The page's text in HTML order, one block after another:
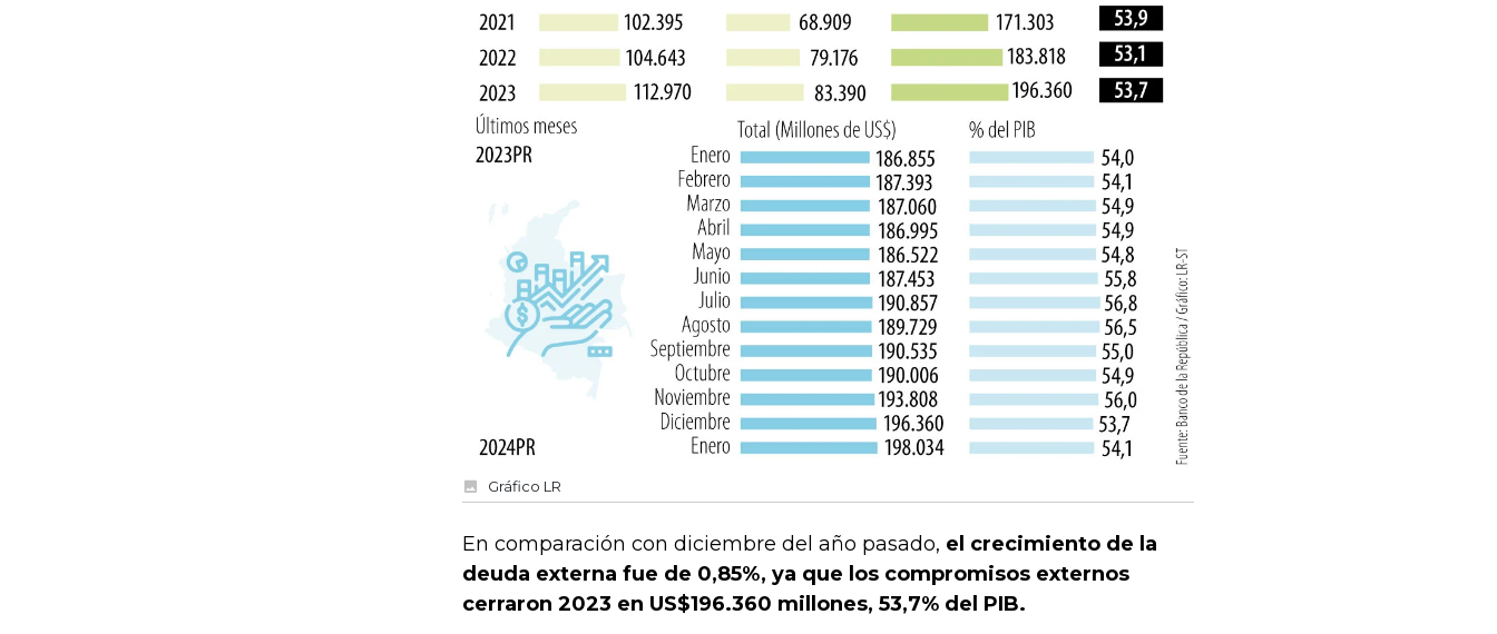
Gráfico LR
En comparación con diciembre del año pasado, el crecimiento de la
deuda externa fue de 0,85%, ya que los compromisos externos
cerraron 2023 en US$196.360 millones, 53,7% del PIB.